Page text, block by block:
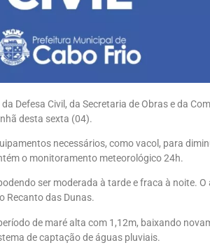
Defesa Civil, da Secretaria de Obras e da
desta sexta (04).
necessários, como vacol, para
o monitoramento meteorológico 24h.
ser moderada à tarde e fraca à noite.
Recanto das Dunas.
de maré alta com 1,12m, baixando
de captação de águas pluviais.